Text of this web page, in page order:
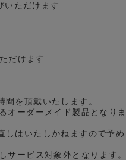
ただけます
だけます
間を頂戴いたします。
オーダーメイド製品となりま
しはいたしかねますので予め
ービス対象外となります。